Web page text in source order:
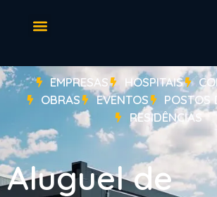
EMPRESAS HOSPITAIS
OBRAS
EVENTOS
POSTOS
RESIDÊNCIAS
Aluguel de